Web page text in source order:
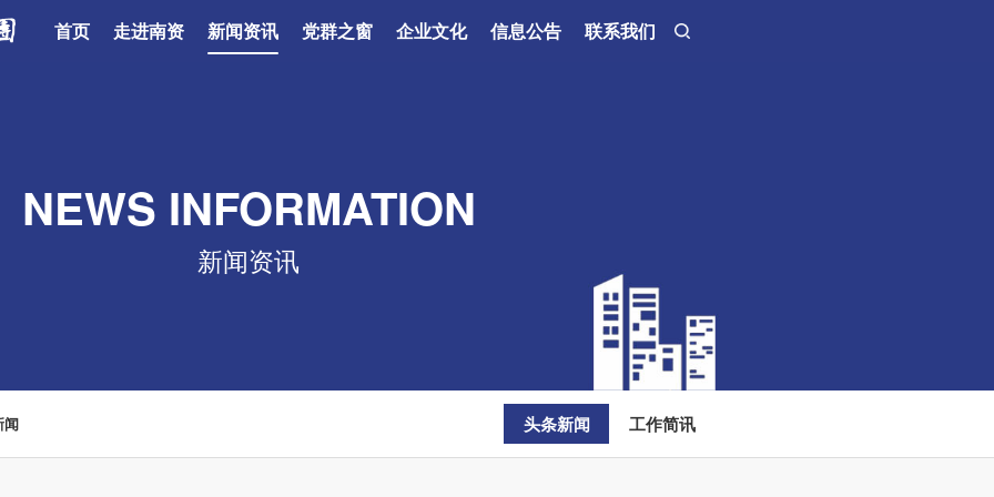
首页 走进南资 新闻资讯 党群之窗 企业文化 信息公告 联系我们
NEWS INFORMATION
新闻资讯
闻 头条新闻 工作简讯